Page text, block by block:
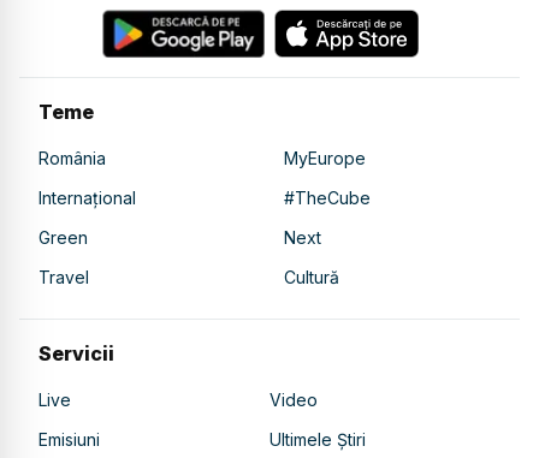
Teme
România
MyEurope
Internațional
#TheCube
Green
Next
Travel
Cultură
Servicii
Live
Video
Emisiuni
Ultimele Știri